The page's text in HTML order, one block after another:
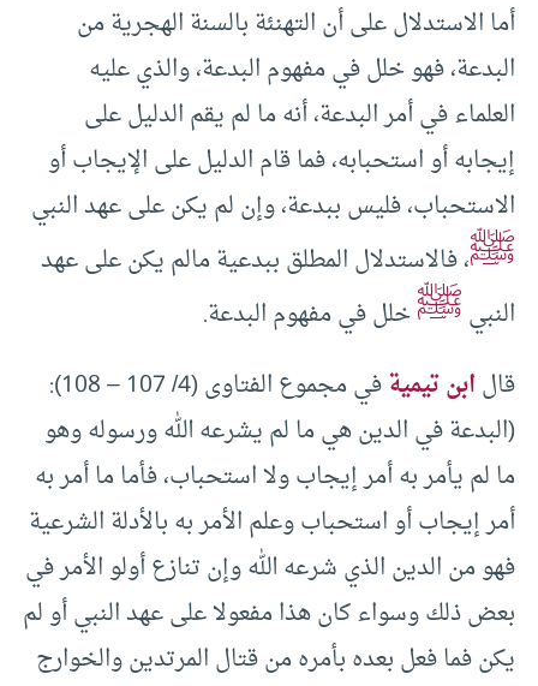
أما الاستدلال على أن التهنئة بالسنة الهجرية من
البدعة، فهو خلل في مفهوم البدعة، والذي عليه
العلماء في أمر البدعة، أنه ما لم يقم الدليل على
إيجابه أو استحبابه، فما قام الدليل على الإيجاب أو
الاستحباب، فليس ببدعة، وإن لم يكن على عهد النبي
ﷺ، فالاستدلال المطلق ببدعية مالم يكن على عهد
النبيﷺخلل في مفهوم البدعة.
‌‌قالابن تيمية
في مجموع الفتاوى (4/ 107 – 108):
(‌البدعة في الدين هي ما لم يشرعه الله ورسوله وهو
ما لم يأمر به أمر إيجاب ولا استحباب، فأما ما أمر به
أمر إيجاب أو استحباب وعلم الأمر به بالأدلة الشرعية
فهو من الدين الذي شرعه الله وإن تنازع أولو الأمر في
بعض ذلك وسواء كان هذا مفعولا على عهد النبي أو لم
يكن فما فعل بعده بأمره من قتال المرتدين والخوارج